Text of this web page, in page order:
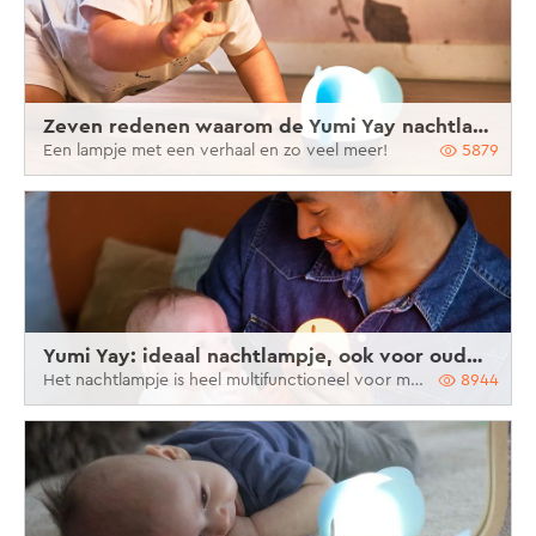
Zeven redenen waarom de Yumi Yay nachtlampjes zo fijn zijn!
Een lampje met een verhaal en zo veel meer! 5879
Yumi Yay: ideaal nachtlampje, ook voor ouders
Het nachtlampje is heel multifunctioneel voor mama’s en papa’s. 8944